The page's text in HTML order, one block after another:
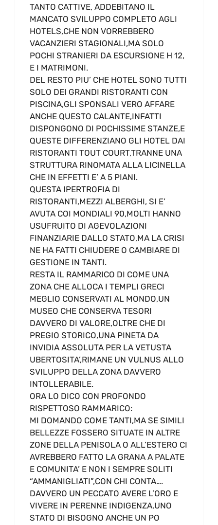
TANTO CATTIVE, ADDEBITANO IL
MANCATO SVILUPPO COMPLETO AGLI
HOTELS,CHE NON VORREBBERO
VACANZIERI STAGIONALI,MA SOLO
POCHI STRANIERI DA ESCURSIONE H 12,
E I MATRIMONI.
DEL RESTO PIU’ CHE HOTEL SONO TUTTI
SOLO DEI GRANDI RISTORANTI CON
PISCINA,GLI SPONSALI VERO AFFARE
ANCHE QUESTO CALANTE,INFATTI
DISPONGONO DI POCHISSIME STANZE,E
QUESTE DIFFERENZIANO GLI HOTEL DAI
RISTORANTI TOUT COURT,TRANNE UNA
STRUTTURA RINOMATA ALLA LICINELLA
CHE IN EFFETTI E’ A 5 PIANI.
QUESTA IPERTROFIA DI
RISTORANTI,MEZZI ALBERGHI, SI E’
AVUTA COI MONDIALI 90,MOLTI HANNO
USUFRUITO DI AGEVOLAZIONI
FINANZIARIE DALLO STATO,MA LA CRISI
NE HA FATTI CHIUDERE O CAMBIARE DI
GESTIONE IN TANTI.
RESTA IL RAMMARICO DI COME UNA
ZONA CHE ALLOCA I TEMPLI GRECI
MEGLIO CONSERVATI AL MONDO,UN
MUSEO CHE CONSERVA TESORI
DAVVERO DI VALORE,OLTRE CHE DI
PREGIO STORICO,UNA PINETA DA
INVIDIA ASSOLUTA PER LA VETUSTA
UBERTOSITA’,RIMANE UN VULNUS ALLO
SVILUPPO DELLA ZONA DAVVERO
INTOLLERABILE.
ORA LO DICO CON PROFONDO
RISPETTOSO RAMMARICO:
MI DOMANDO COME TANTI,MA SE SIMILI
BELLEZZE FOSSERO SITUATE IN ALTRE
ZONE DELLA PENISOLA O ALL’ESTERO CI
AVREBBERO FATTO LA GRANA A PALATE
E COMUNITA’ E NON I SEMPRE SOLITI
“AMMANIGLIATI”,CON CHI CONTA….
DAVVERO UN PECCATO AVERE L’ORO E
VIVERE IN PERENNE INDIGENZA,UNO
STATO DI BISOGNO ANCHE UN PO